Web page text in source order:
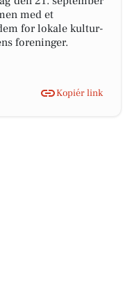
med et
for lokale kultur-
foreninger.
Kopiér link